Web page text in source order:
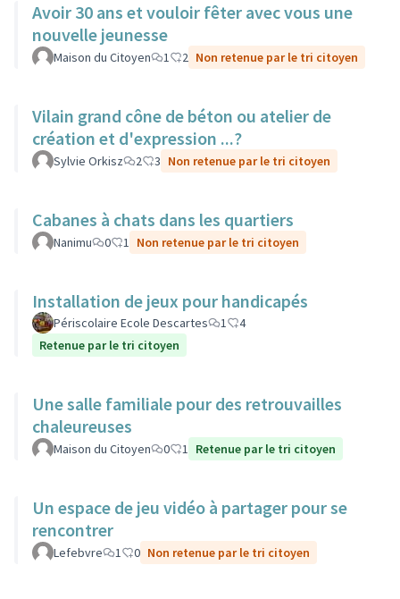
Avoir 30 ans et vouloir fêter avec vous une
nouvelle jeunesse
Maison du Citoyen 1 2 Non retenue par le tri citoyen
Vilain grand cône de béton ou atelier de
création et d'expression ...?
Sylvie Orkisz 2 3 Non retenue par le tri citoyen
Cabanes à chats dans les quartiers
Nanimu 0 1 Non retenue par le tri citoyen
Installation de jeux pour handicapés
Périscolaire Ecole Descartes 1
4
Retenue par le tri citoyen
Une salle familiale pour des retrouvailles
chaleureuses
Maison du Citoyen 0 1 Retenue par le tri citoyen
Un espace de jeu vidéo à partager pour se
rencontrer
Lefebvre 1 0 Non retenue par le tri citoyen